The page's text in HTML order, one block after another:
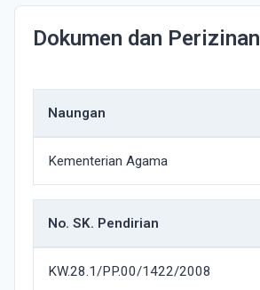
Dokumen dan Perizinan
Naungan
Kementerian Agama
No. SK. Pendirian
KW.28.1/PP.00/1422/2008